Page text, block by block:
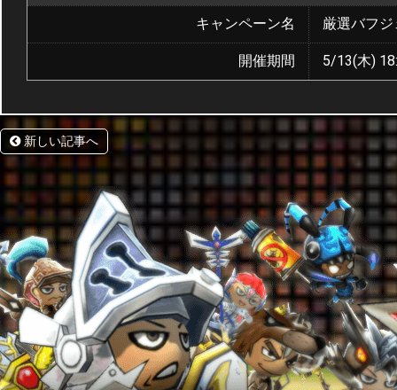
キャンペーン名 厳選バフ
開催期間 5/13(木)
新しい記事へ